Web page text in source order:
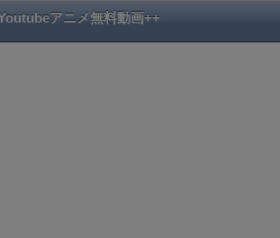
アニメ無料動画++